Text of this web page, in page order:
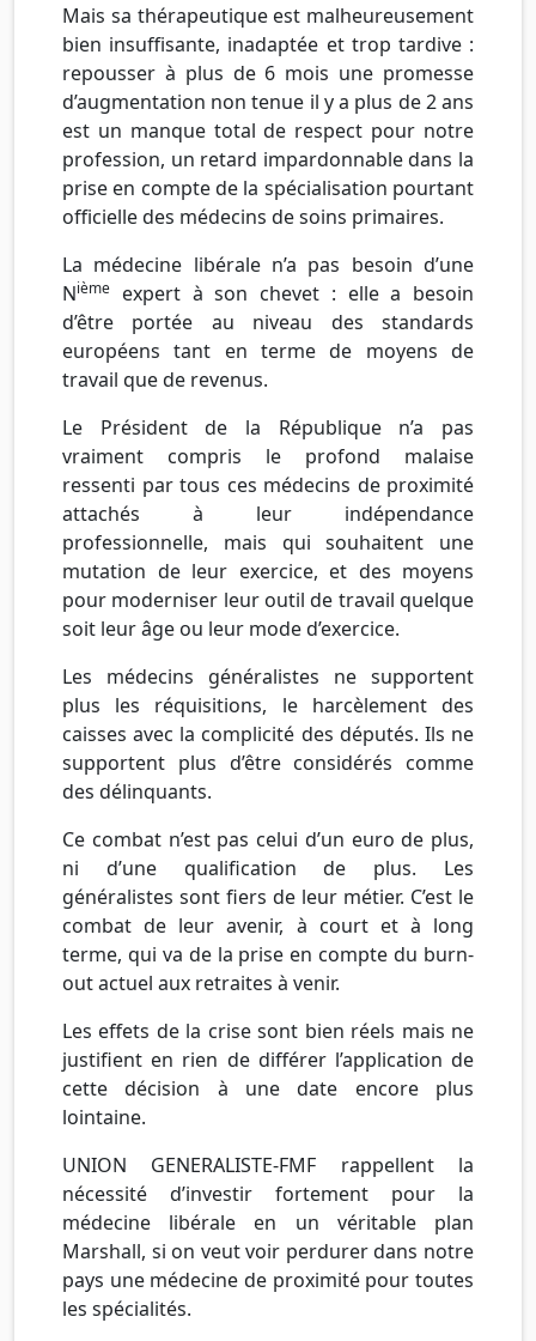
Mais sa thérapeutique est malheureusement
bien insuffisante, inadaptée et trop tardive :
repousser à plus de 6 mois une promesse
d’augmentation non tenue il y a plus de 2 ans
est un manque total de respect pour notre
profession, un retard impardonnable dans la
prise en compte de la spécialisation pourtant
officielle des médecins de soins primaires.
La médecine libérale n’a pas besoin d’une
Nième
expert à son chevet : elle a besoin
d’être portée au niveau des standards
européens tant en terme de moyens de
travail que de revenus.
Le Président de la République n’a pas
vraiment compris le profond malaise
ressenti par tous ces médecins de proximité
attachés à leur indépendance
professionnelle, mais qui souhaitent une
mutation de leur exercice, et des moyens
pour moderniser leur outil de travail quelque
soit leur âge ou leur mode d’exercice.
Les médecins généralistes ne supportent
plus les réquisitions, le harcèlement des
caisses avec la complicité des députés. Ils ne
supportent plus d’être considérés comme
des délinquants.
Ce combat n’est pas celui d’un euro de plus,
ni d’une qualification de plus. Les
généralistes sont fiers de leur métier. C’est le
combat de leur avenir, à court et à long
terme, qui va de la prise en compte du burn-
out actuel aux retraites à venir.
Les effets de la crise sont bien réels mais ne
justifient en rien de différer l’application de
cette décision à une date encore plus
lointaine.
UNION GENERALISTE-FMF rappellent la
nécessité d’investir fortement pour la
médecine libérale en un véritable plan
Marshall, si on veut voir perdurer dans notre
pays une médecine de proximité pour toutes
les spécialités.